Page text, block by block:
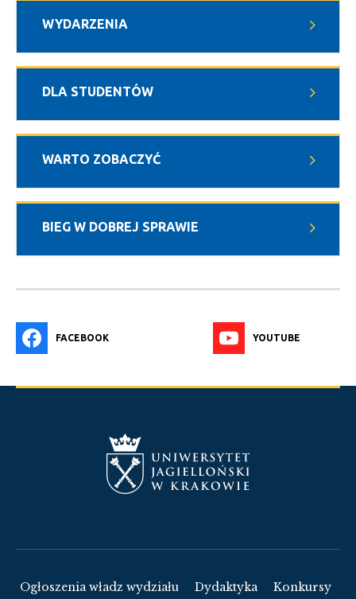
WYDARZENIA
DLA STUDENTÓW
WARTO ZOBACZYĆ
BIEG W DOBREJ SPRAWIE
FACEBOOK YOUTUBE
Ogłoszenia władz wydziału Dydaktyka
Konkursy